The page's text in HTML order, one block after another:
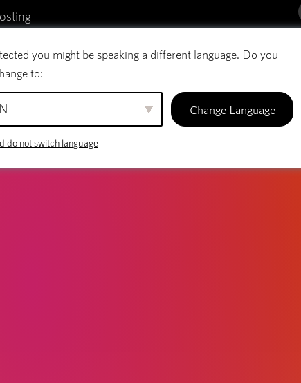
Nombres de dominio SiteBuilder
you might be speaking a different language. Do you
to:
Change Language
do not switch language